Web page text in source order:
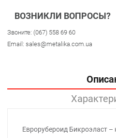
ВОЗНИКЛИ ВОПРОСЫ?
Звоните: (067) 558 69 60
Email: sales@metalika.com.ua
Еврорубероид Бикроэласт